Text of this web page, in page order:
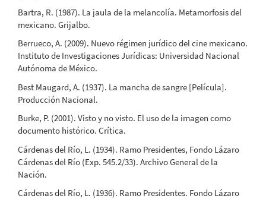
Bartra, R. (1987). La jaula de la melancolía. Metamorfosis del
mexicano. Grijalbo.
Berrueco, A. (2009). Nuevo régimen jurídico del cine mexicano.
Instituto de Investigaciones Jurídicas: Universidad Nacional
Autónoma de México.
Best Maugard, A. (1937). La mancha de sangre [Película].
Producción Nacional.
Burke, P. (2001). Visto y no visto. El uso de la imagen como
documento histórico. Crítica.
Cárdenas del Río, L. (1934). Ramo Presidentes, Fondo Lázaro
Cárdenas del Río (Exp. 545.2/33). Archivo General de la
Nación.
Cárdenas del Río, L. (1936). Ramo Presidentes. Fondo Lázaro